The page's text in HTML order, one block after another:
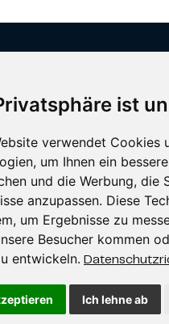
ist
verwendet Cookies
um Ihnen ein
und die Werbung, die
anzupassen. Diese
um Ergebnisse zu
Besucher kommen
entwickeln.
Ich lehne ab
Gran Canaria